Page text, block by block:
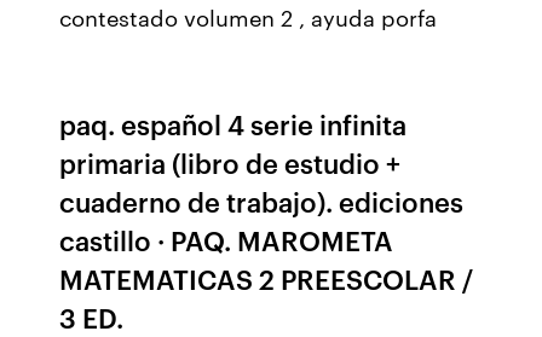
contestado volumen 2 , ayuda porfa
paq. español 4 serie infinita
primaria (libro de estudio +
cuaderno de trabajo). ediciones
castillo · PAQ. MAROMETA
MATEMATICAS 2 PREESCOLAR /
3 ED.